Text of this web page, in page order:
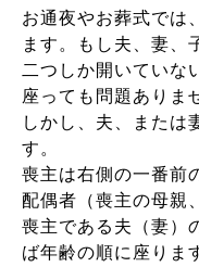
お通夜やお葬式では
ます。もし夫、妻、
二つしか開いていな
座っても問題ありま
しかし、夫、または
す。
喪主は右側の一番前
配偶者（喪主の母親
喪主である夫（妻）
ば年齢の順に座りま